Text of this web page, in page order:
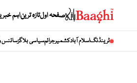
صفحہ اولتازہ تریناہم
ٹرینڈنگاسلام آبادکشمیرجرائمسیاسی بلاگزسائنس